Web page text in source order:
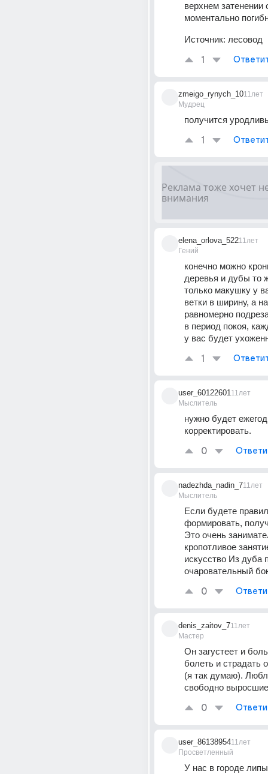
верхнем затенении
моментально
Источник: лесовод
1
zmeigo_rynych_10
Мудрец
11лет
получится
1
elena_orlova_522
Гений
11лет
конечно можно
деревья и дубы то
только макушку у
ветки в ширину, а
равномерно
в период покоя,
у вас будет
1
user_60122601
Мыслитель
11лет
нужно будет
корректировать.
0
nadezhda_nadin_7
Мыслитель
11лет
Если будете
формировать,
Это очень
кропотливое
искусство Из дуба
очаровательный
0
denis_zaitov_7
Мастер
11лет
Он загустеет и
болеть и страдать
(я так думаю).
свободно
0
user_86138954
Просветленный
11лет
У нас в городе